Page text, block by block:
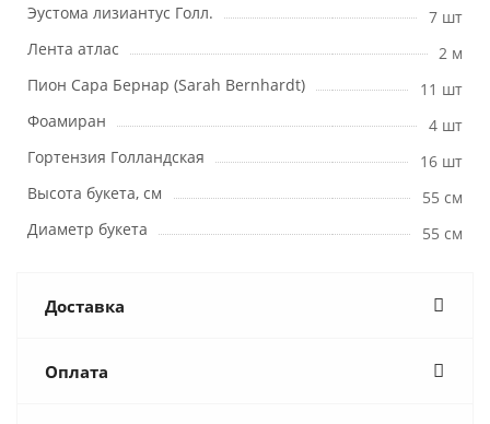
Эустома лизиантус Голл.
7 шт
Лента атлас
2 м
Пион Сара Бернар (Sarah Bernhardt)
11 шт
Фоамиран
4 шт
Гортензия Голландская
16 шт
Высота букета, см
55 см
Диаметр букета
55 см
Доставка
Оплата